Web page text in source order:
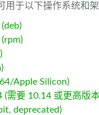
用于以下操作系统和
Apple Silicon)
(需要 10.14 或更高版
deprecated)